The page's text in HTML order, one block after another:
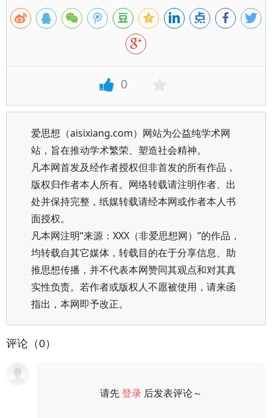
0
爱思想（aisixiang.com）网站为公益纯学术网
站，旨在推动学术繁荣、塑造社会精神。
凡本网首发及经作者授权但非首发的所有作品，
版权归作者本人所有。网络转载请注明作者、出
处并保持完整，纸媒转载请经本网或作者本人书
面授权。
凡本网注明“来源：XXX（非爱思想网）”的作品，
均转载自其它媒体，转载目的在于分享信息、助
推思想传播，并不代表本网赞同其观点和对其真
实性负责。若作者或版权人不愿被使用，请来函
指出，本网即予改正。
评论（0）
请先登录 后发表评论～